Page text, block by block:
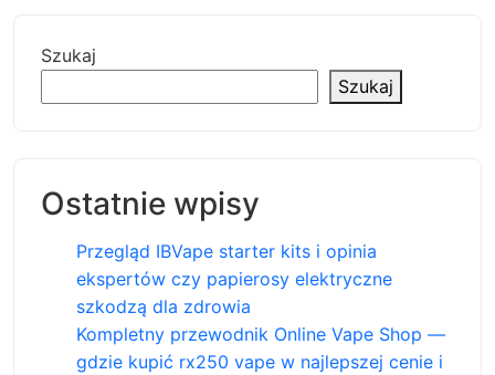
Szukaj
Szukaj
Ostatnie wpisy
Przegląd IBVape starter kits i opinia
ekspertów czy papierosy elektryczne
szkodzą dla zdrowia
Kompletny przewodnik Online Vape Shop —
gdzie kupić rx250 vape w najlepszej cenie i